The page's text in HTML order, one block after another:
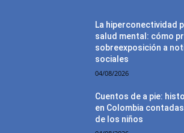
La hiperconectividad
salud mental: cómo
sobreexposición a
sociales
04/08/2026
Cuentos de a pie:
en Colombia
de los niños